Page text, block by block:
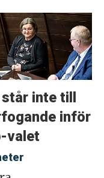
inte till
inför
valet